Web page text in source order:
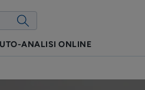
ANALISI ONLINE